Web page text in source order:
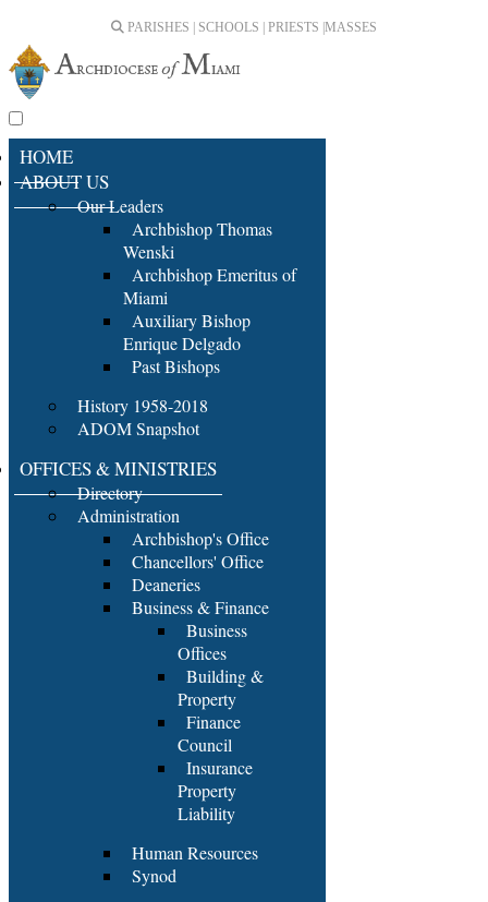
PARISHES | SCHOOLS | PRIESTS | MASSES
HOME
ABOUT US
Our Leaders
Archbishop Thomas
Wenski
Archbishop Emeritus of
Miami
Auxiliary Bishop
Enrique Delgado
Past Bishops
History 1958-2018
ADOM Snapshot
OFFICES & MINISTRIES
Directory
Administration
Archbishop's Office
Chancellors' Office
Deaneries
Business & Finance
Business
Offices
Building &
Property
Finance
Council
Insurance
Property
Liability
Human Resources
Synod